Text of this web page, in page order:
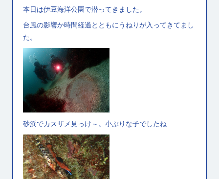
本日は伊豆海洋公園で潜ってきました。
台風の影響か時間経過とともにうねりが入ってきてまし
た。
砂浜でカスザメ見っけ～。小ぶりな子でしたね